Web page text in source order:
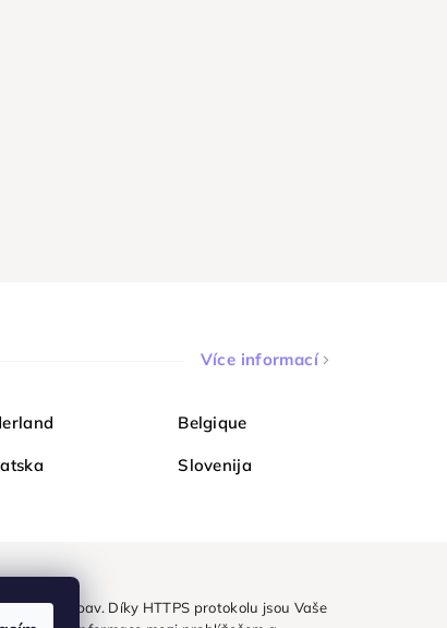
Více informací
Belgique
Slovenija
a bez obav. Díky HTTPS protokolu jsou Vaše